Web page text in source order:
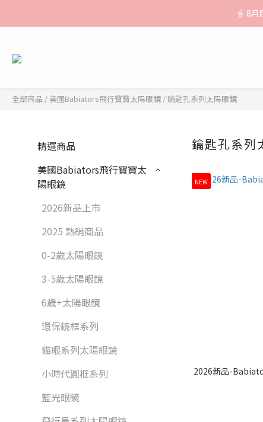
🚚【運費
🍦 8
🚚【運費
全部商品 / 美國Babiators飛行寶寶太陽眼鏡 /鑰匙孔系列太陽眼鏡
精選商品
美國Babiators飛行寶寶太
陽眼鏡
2026新品上市
2025 熱銷商品
0-2歲太陽眼鏡
3-5歲太陽眼鏡
6歲+太陽眼鏡
環保鏡框系列
貓眼系列太陽眼鏡
小時代圓框系列
藍光眼鏡
鑰匙孔系列
NEW
2026新品-